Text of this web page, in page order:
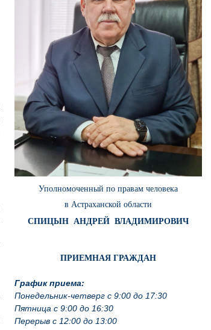
Уполномоченный по правам человека
в Астраханской области
СПИЦЫН АНДРЕЙ ВЛАДИМИРОВИЧ
ПРИЕМНАЯ ГРАЖДАН
График приема:
Понедельник-четверг с 9:00 до 17:30
Пятница с 9:00 до 16:30
Перерыв с 12:00 до 13:00